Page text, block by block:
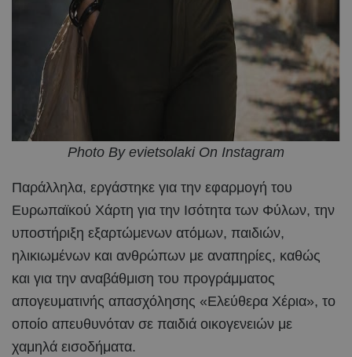
Photo By evietsolaki On Instagram
Παράλληλα, εργάστηκε για την εφαρμογή του
Ευρωπαϊκού Χάρτη για την Ισότητα των Φύλων, την
υποστήριξη εξαρτώμενων ατόμων, παιδιών,
ηλικιωμένων και ανθρώπων με αναπηρίες, καθώς
και για την αναβάθμιση του προγράμματος
απογευματινής απασχόλησης «Ελεύθερα Χέρια», το
οποίο απευθυνόταν σε παιδιά οικογενειών με
χαμηλά εισοδήματα.